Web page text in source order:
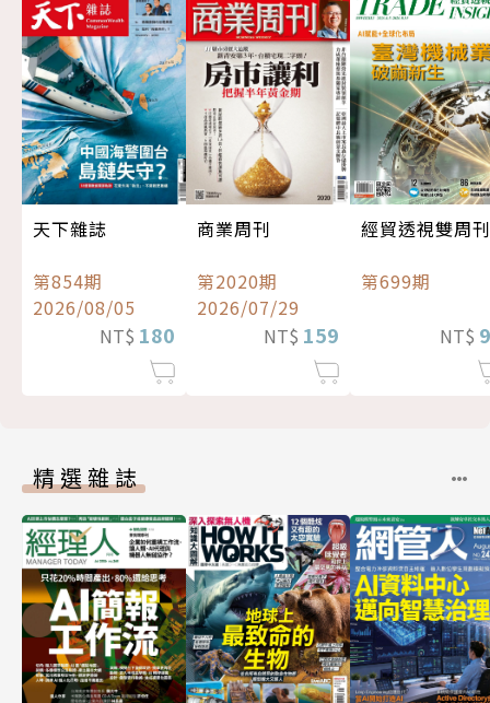
天下雜誌
第854期
2026/08/05
NT$ 180
商業周刊
第2020期
2026/07/29
NT$ 159
經貿透視雙周刊
第699期
NT$
精選雜誌